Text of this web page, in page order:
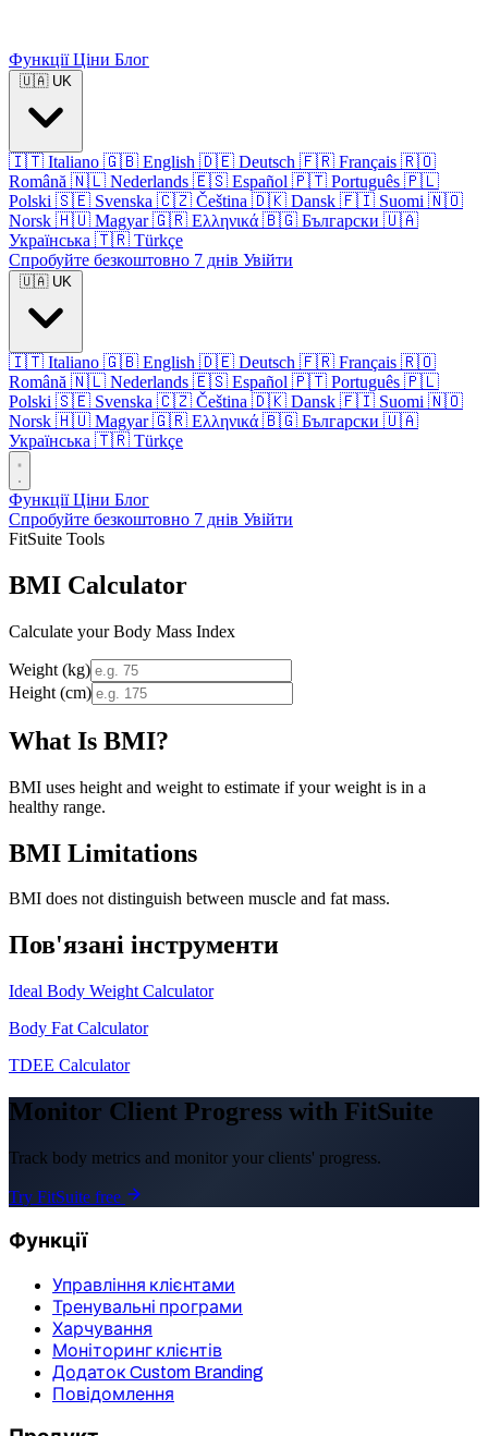
ФункціїЦіни Блог
🇺🇦 UK
🇮🇹 Italiano 🇬🇧 English 🇩🇪 Deutsch 🇫🇷 Français 🇷🇴
Română 🇳🇱 Nederlands 🇪🇸 Español 🇵🇹 Português 🇵🇱
Polski 🇸🇪 Svenska 🇨🇿 Čeština 🇩🇰 Dansk 🇫🇮 Suomi 🇳🇴
Norsk 🇭🇺 Magyar 🇬🇷 Ελληνικά 🇧🇬 Български 🇺🇦
Українська 🇹🇷 Türkçe
Спробуйте безкоштовно 7 днів Увійти
🇺🇦 UK
🇮🇹 Italiano 🇬🇧 English 🇩🇪 Deutsch 🇫🇷 Français 🇷🇴
Română 🇳🇱 Nederlands 🇪🇸 Español 🇵🇹 Português 🇵🇱
Polski 🇸🇪 Svenska 🇨🇿 Čeština 🇩🇰 Dansk 🇫🇮 Suomi 🇳🇴
Norsk 🇭🇺 Magyar 🇬🇷 Ελληνικά 🇧🇬 Български 🇺🇦
Українська 🇹🇷 Türkçe
ФункціїЦіни Блог
Спробуйте безкоштовно 7 днів Увійти
FitSuite Tools
BMI Calculator
Calculate your Body Mass Index
Weight (kg)
Height (cm)
What Is BMI?
BMI uses height and weight to estimate if your weight is in a
healthy range.
BMI Limitations
BMI does not distinguish between muscle and fat mass.
Пов'язані інструменти
Ideal Body Weight Calculator
Body Fat Calculator
TDEE Calculator
Monitor Client Progress with FitSuite
Track body metrics and monitor your clients' progress.
Try FitSuite free
Функції
Управління клієнтами
Тренувальні програми
Харчування
Моніторинг клієнтів
Додаток Custom Branding
Повідомлення